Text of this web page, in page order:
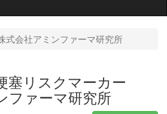
式会社アミンファーマ研究所
塞リスクマーカー
ファーマ研究所